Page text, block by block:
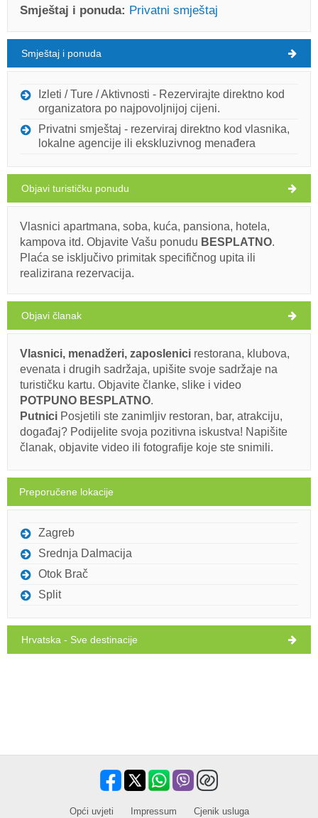
Smještaj i ponuda: Privatni smještaj
Brbinj Vrijeme
PETAK
Hrvatska Dugi otok
BRBINJ
32°C
subota, 30°C vedro
nedjelja,
9. 8. 2026. 28°C vedro
ponedjeljak,
10. 8. 2026. 27°C vedro
utorak, 27°C
srijeda, 27°C vedro
Turistička mapa
Brbinjšćica (Plaža) Brbinj
Ivan Nane (Google places)
Address:Brbinj WORKING HOURS
PROČITAJ VIŠE / KOMENTIRAJ
Smještaj i ponuda
Izleti / Ture / Aktivnosti - Rezervirajte direktno kod
organizatora po najpovoljnijoj cijeni.
Privatni smještaj - rezerviraj direktno kod vlasnika,
lokalne agencije ili ekskluzivnog menađera
Objavi turističku ponudu
Vlasnici apartmana, soba, kuća, pansiona, hotela,
kampova itd. Objavite Vašu ponudu BESPLATNO.
Plaća se isključivo primitak specifičnog upita ili
realizirana rezervacija.
Objavi članak
Vlasnici, menadžeri, zaposlenici restorana, klubova,
evenata i drugih sadržaja, upišite svoje sadržaje na
turističku kartu. Objavite članke, slike i video
POTPUNO BESPLATNO.
Putnici Posjetili ste zanimljiv restoran, bar, atrakciju,
događaj? Podijelite svoja pozitivna iskustva! Napišite
članak, objavite video ili fotografije koje ste snimili.
Preporučene lokacije
Zagreb
Srednja Dalmacija
Otok Brač
Split
Hrvatska - Sve destinacije
Opći uvjeti Impressum Cjenik usluga